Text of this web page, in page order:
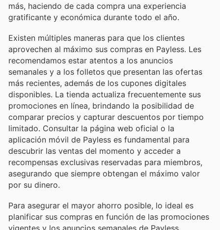
más, haciendo de cada compra una experiencia
gratificante y económica durante todo el año.
Existen múltiples maneras para que los clientes
aprovechen al máximo sus compras en Payless. Les
recomendamos estar atentos a los anuncios
semanales y a los folletos que presentan las ofertas
más recientes, además de los cupones digitales
disponibles. La tienda actualiza frecuentemente sus
promociones en línea, brindando la posibilidad de
comparar precios y capturar descuentos por tiempo
limitado. Consultar la página web oficial o la
aplicación móvil de Payless es fundamental para
descubrir las ventas del momento y acceder a
recompensas exclusivas reservadas para miembros,
asegurando que siempre obtengan el máximo valor
por su dinero.
Para asegurar el mayor ahorro posible, lo ideal es
planificar sus compras en función de las promociones